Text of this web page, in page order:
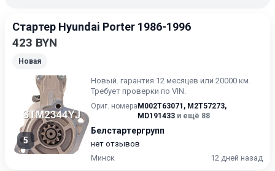
Стартер Hyundai Porter 1986-1996
423 BYN
Новая
5
Новый. гарантия 12 месяцев или 20000 км.
Требует проверки по VIN.
Ориг. номера M002T63071 , M2T57273,
MD191433 и ещё 88
Белстартергрупп
нет отзывов
Минск
12 дней назад